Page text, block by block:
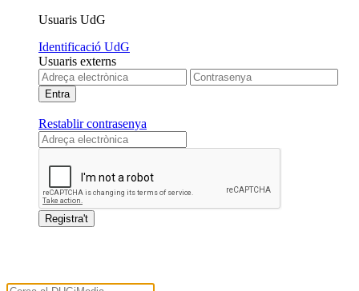
Usuaris UdG
Identificació UdG
Usuaris externs
Restablir contrasenya